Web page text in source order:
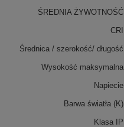
ŚREDNIA ŻYWOTNOŚĆ
CRI
Średnica / szerokość/ długość
Wysokość maksymalna
Napiecie
Barwa światła (K)
Klasa IP